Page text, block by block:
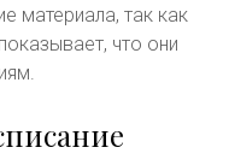
материала, так как
что они